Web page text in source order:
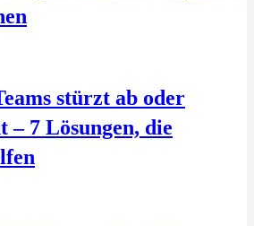
stürzt ab oder
– 7 Lösungen, die